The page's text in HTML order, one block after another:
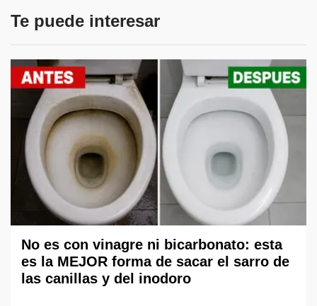
Te puede interesar
No es con vinagre ni bicarbonato: esta
es la MEJOR forma de sacar el sarro de
las canillas y del inodoro